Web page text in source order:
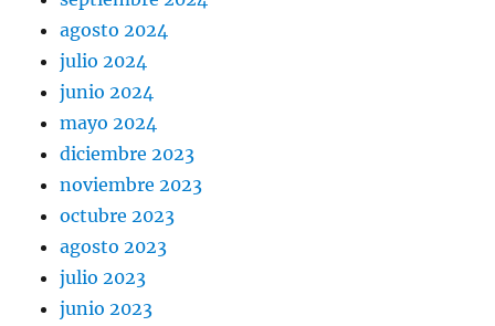
agosto 2024
julio 2024
junio 2024
mayo 2024
diciembre 2023
noviembre 2023
octubre 2023
agosto 2023
julio 2023
junio 2023